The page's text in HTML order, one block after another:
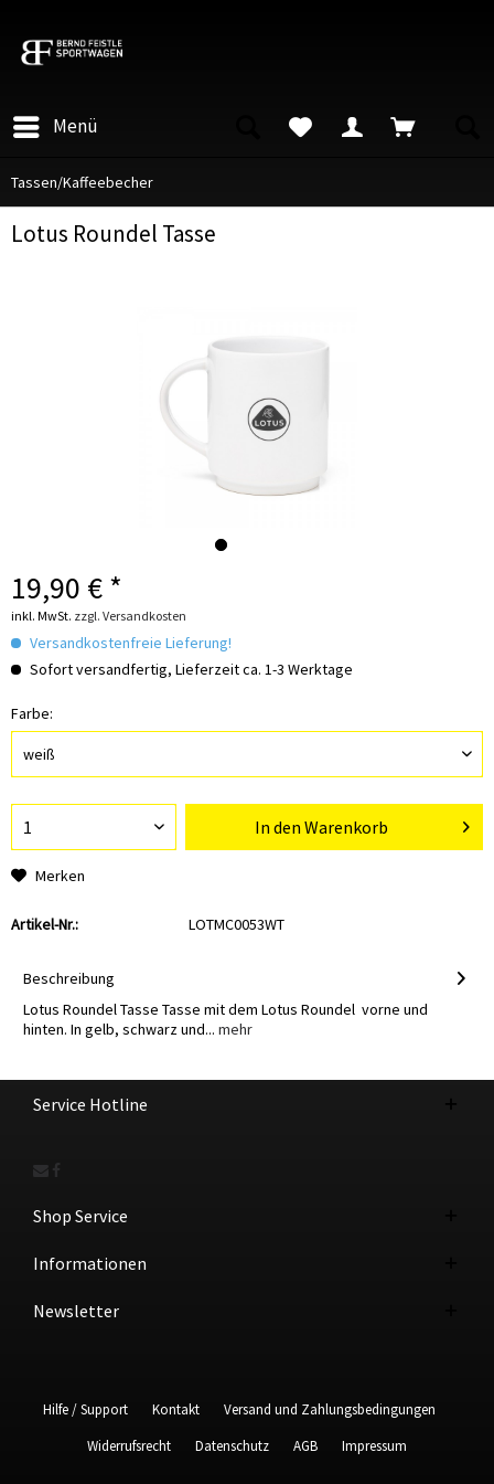
Menü
Tassen/Kaffeebecher
Lotus Roundel Tasse
19,90 € *
inkl. MwSt. zzgl. Versandkosten
Versandkostenfreie Lieferung!
Sofort versandfertig, Lieferzeit ca. 1-3 Werktage
Farbe:
In den Warenkorb
Merken
Artikel-Nr.: LOTMC0053WT
Beschreibung
Lotus Roundel Tasse Tasse mit dem Lotus Roundel vorne und
hinten. In gelb, schwarz und... mehr
Service Hotline
Shop Service
Informationen
Newsletter
Hilfe / Support Kontakt
Versand und Zahlungsbedingungen
Widerrufsrecht
Datenschutz AGB Impressum